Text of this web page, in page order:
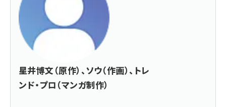
星井博文（原作）、ソウ（作画）、トレ
ンド・プロ（マンガ制作）